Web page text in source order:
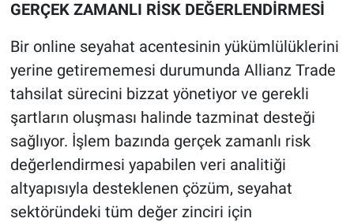
GERÇEK ZAMANLI RİSK DEĞERLENDİRMESİ
Bir online seyahat acentesinin yükümlülüklerini
yerine getirememesi durumunda Allianz Trade
tahsilat sürecini bizzat yönetiyor ve gerekli
şartların oluşması halinde tazminat desteği
sağlıyor. İşlem bazında gerçek zamanlı risk
değerlendirmesi yapabilen veri analitiği
altyapısıyla desteklenen çözüm, seyahat
sektöründeki tüm değer zinciri için